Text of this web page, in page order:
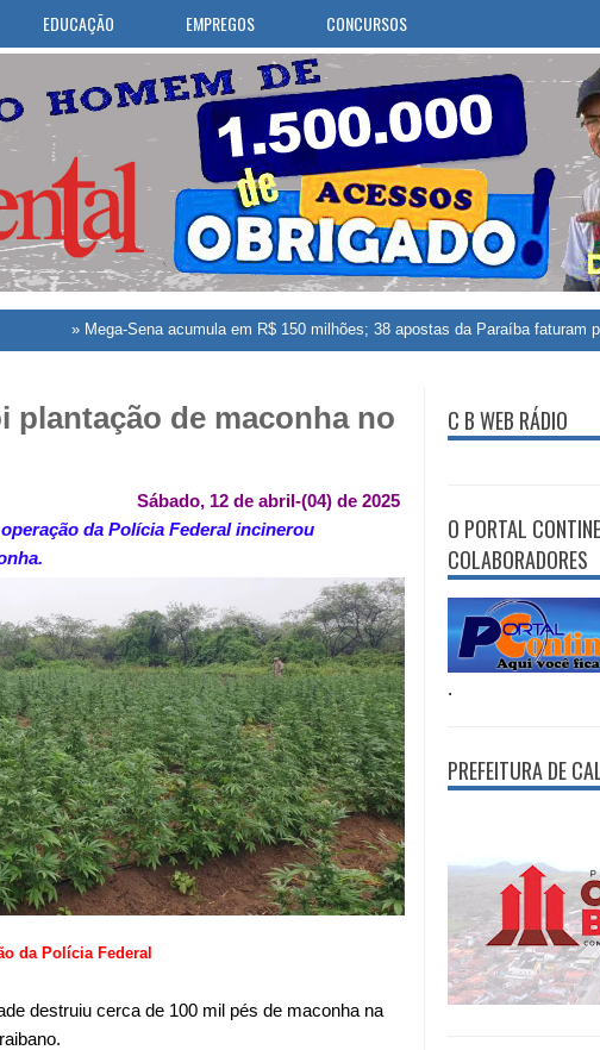
EDUCAÇÃO EMPREGOS CONCURSOS
Sena acumula em R$ 150 milhões; 38 apostas da Paraíba faturam prêmio na
plantação de maconha no
Sábado, 12 de abril-(04) de 2025
da Polícia Federal incinerou
da Polícia Federal
destruiu cerca de 100 mil pés de maconha na
C B WEB RÁDIO
O PORTAL
COLABORADORES
.
PREFEITURA DE